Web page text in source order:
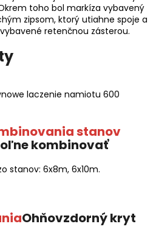
toho bol markíza vybavený
zipsom, ktorý utiahne spoje a
retenčnou zásterou.
stanov
kombinovať
stanov: 6x8m, 6x10m.
Ohňovzdorný kryt